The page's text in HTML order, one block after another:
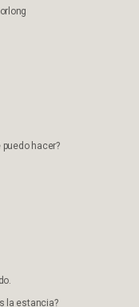
hacer?
la estancia?